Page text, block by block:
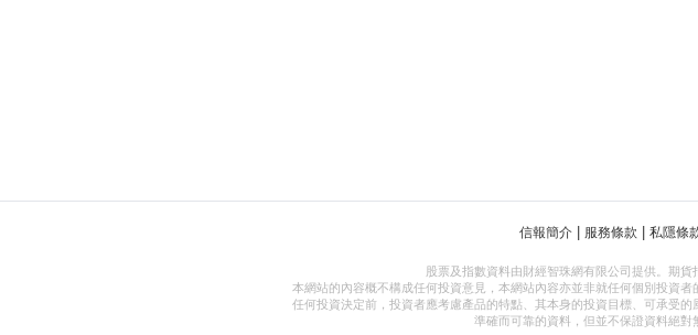
信報簡介 服務條款 私隱條
股票及指數資料由財經智珠網有限公司提供。期
本網站的內容概不構成任何投資意見，本網站內容亦並非就任何個別投資
任何投資決定前，投資者應考慮產品的特點、其本身的投資目標、可承受
準確而可靠的資料，但並不保證資料絕對